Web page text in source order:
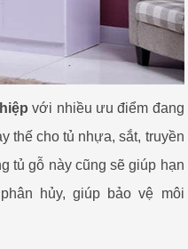
với nhiều ưu điểm đang
thế cho tủ nhựa, sắt, truyền
tủ gỗ này cũng sẽ giúp hạn
hủy, giúp bảo vệ môi